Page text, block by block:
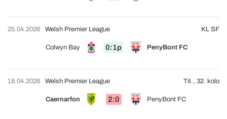
25.04.2026
Colwyn Bay 0:1p PenyBont FC
Welsh Premier League KL SF
18.04.2026
Caernarfon 2:0 PenyBont FC
Welsh Premier League Tit., 32. kolo